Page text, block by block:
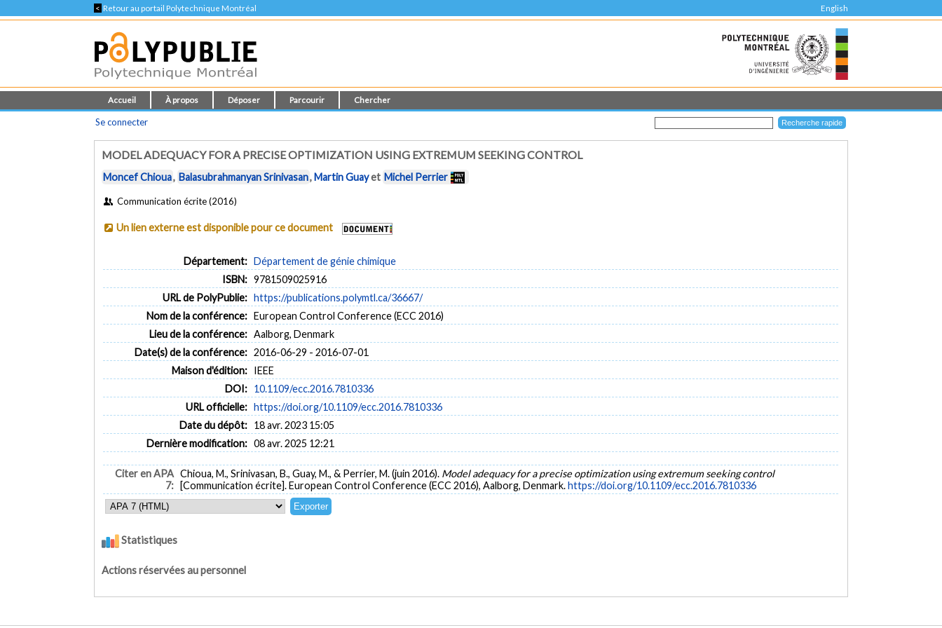
< Retour au portail Polytechnique Montréal English
Accueil À propos Déposer Parcourir Chercher
Se connecter
MODEL ADEQUACY FOR A PRECISE OPTIMIZATION USING EXTREMUM SEEKING CONTROL
Moncef Chioua, Balasubrahmanyan Srinivasan,Martin Guayet Michel Perrier
Communication écrite (2016)
Un lien externe est disponible pour ce document
Département: Département de génie chimique
ISBN: 9781509025916
URL de PolyPublie: https://publications.polymtl.ca/36667/
Nom de la conférence: European Control Conference (ECC 2016)
Lieu de la conférence: Aalborg, Denmark
Date(s) de la conférence: 2016-06-29 - 2016-07-01
Maison d'édition: IEEE
DOI: 10.1109/ecc.2016.7810336
URL officielle: https://doi.org/10.1109/ecc.2016.7810336
Date du dépôt: 18 avr. 2023 15:05
Dernière modification: 08 avr. 2025 12:21
Citer en APA
7:
Chioua, M., Srinivasan, B., Guay, M., & Perrier, M. (juin 2016). Model adequacy for a precise optimization using extremum seeking control
[Communication écrite]. European Control Conference (ECC 2016), Aalborg, Denmark.https://doi.org/10.1109/ecc.2016.7810336
Statistiques
Actions réservées au personnel